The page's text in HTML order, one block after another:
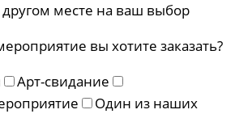
другом месте на ваш выбор
вы хотите заказать?
Арт-свидание
Один из наших